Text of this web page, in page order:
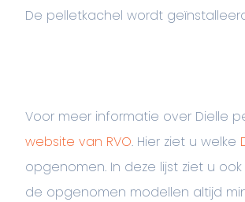
De pelletkachel wordt
Voor meer informatie over Dielle
website van RVO. Hier ziet u welke
opgenomen. In deze lijst ziet u
de opgenomen modellen altijd